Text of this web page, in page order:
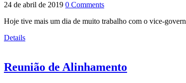
24 de abril de 2019 0 Comments
Hoje tive mais um dia de muito trabalho com o vice-
Details
Reunião de Alinhamento